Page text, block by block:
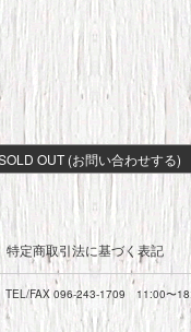
OUT (お問い合わせする)
特定商取引法に基づく表記
FAX 096-243-1709 11:00〜